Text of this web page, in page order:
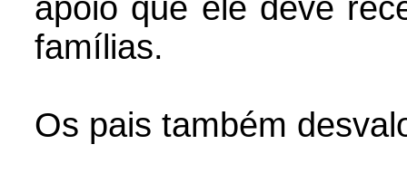
apoio que ele deve
famílias.
Os pais também